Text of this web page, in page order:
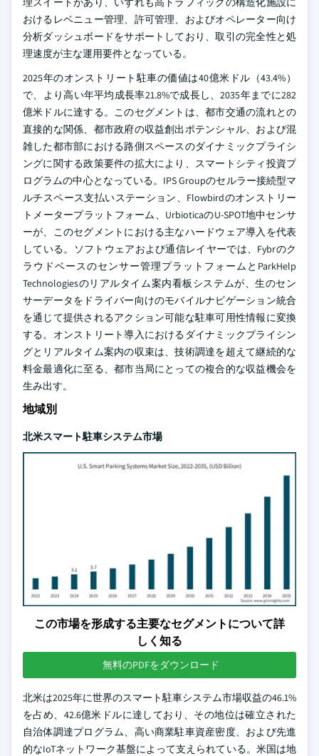
おけるレベニュー管理、許可管理、およびオペレーター向け
分析ダッシュボードをサポートしており、取引の完全性と処
理速度が主な運用要件となっている。
2025年のオンストリート駐車の価値は40億米ドル（43.4%）
で、より高い年平均成長率21.8%で成長し、2035年までに282
億米ドルに達する。このセグメントは、都市交通の流れとの
直接的な関係、都市政府の収益創出ポテンシャル、および混
雑した都市部における路側スペースのダイナミックプライシ
ングに関する政策要件の拡大により、スマートシティ投資プ
ログラムの中心となっている。IPS Groupのセルラー接続型マ
ルチスペース支払いステーション、Flowbirdのオンストリー
トメータープラットフォーム、UrbioticaのU-SPOT地中センサ
ーが、このセグメントにおける主なハードウェア導入を代表
している。ソフトウェアおよび通信レイヤーでは、Fybrのク
ラウドベースのセンサー管理プラットフォームとParkHelp
Technologiesのリアルタイム案内看板システムが、生のセン
サーデータをドライバー向けのモバイルナビゲーション統合
を通じて提供されるアクション可能な駐車可用性情報に変換
する。オンストリート導入におけるダイナミックプライシン
グとリアルタイム案内の収束は、技術調達を超えて継続的な
料金最適化に至る、都市当局にとっての複合的な収益機会を
生み出す。
地域別
北米スマート駐車システム市場
この市場を形成する主要なセグメントについて詳
しく知る
無料のPDFをダウンロード
北米は2025年に世界のスマート駐車システム市場収益の46.1%
を占め、42.6億米ドルに達しており、その地位は確立された
自治体調達プログラム、高い商業駐車資産密度、および先進
的なIoTネットワーク基盤によって支えられている。米国は地